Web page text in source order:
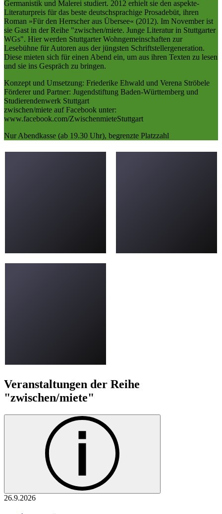
Germanistik und Malerei studiert. 2012 erhielt sie den aspekte-
Literaturpreis für das beste deutschsprachige Prosadebüt, ihren
Roman »Für den Herrscher aus Übersee« (2012). Im November ist
sie Gast in der Reihe "zwischen/miete. Junge Literatur in Stuttgarter
WGs". Hier werden Stuttgarter Wohngemeinschaften zur
Lesebühne für Autoren aus der jüngsten Schriftstellergeneration.
Diese mieten sich für einen Abend ein, um aus ihren Texten zu lesen
und sie ins Gespräch zu bringen.
Konzept und Umsetzung: Friederike Ehwald und Verena Ströbele
Förderer und Partner: Jugendstiftung Baden-Württemberg und
Studierendenwerk Stuttgart
zwischen/miete auf Facebook unter:
www.facebook.com/ZwischenmieteStuttgart
Nur Abendkasse (ab 19.30 Uhr), begrenzte Platzzahl
Veranstaltungen der Reihe
"zwischen/miete"
26.9.2026